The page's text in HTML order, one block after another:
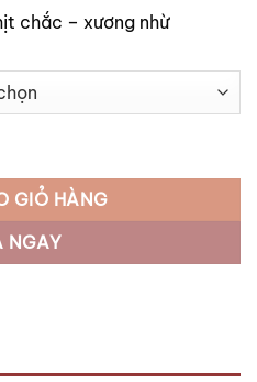
chắc – xương nhừ
GIỎ HÀNG
NGAY